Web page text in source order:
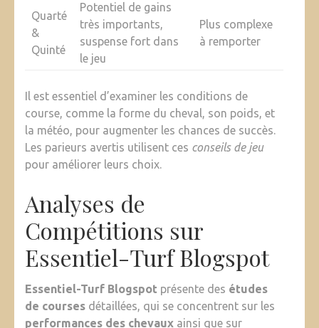
Quarté
&
Quinté
Potentiel de gains
très importants,
suspense fort dans
le jeu
Plus complexe
à remporter
Il est essentiel d’examiner les conditions de
course, comme la forme du cheval, son poids, et
la météo, pour augmenter les chances de succès.
Les parieurs avertis utilisent ces conseils de jeu
pour améliorer leurs choix.
Analyses de
Compétitions sur
Essentiel-Turf Blogspot
Essentiel-Turf Blogspot présente des études
de courses détaillées, qui se concentrent sur les
performances des chevaux ainsi que sur